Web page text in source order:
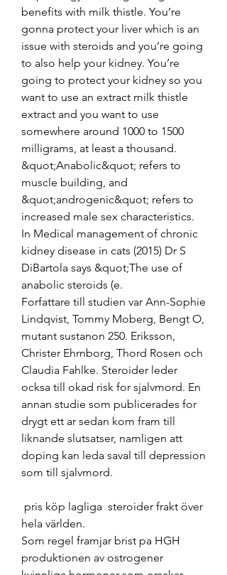
benefits with milk thistle. You’re
gonna protect your liver which is an
issue with steroids and you’re going
to also help your kidney. You’re
going to protect your kidney so you
want to use an extract milk thistle
extract and you want to use
somewhere around 1000 to 1500
milligrams, at least a thousand.
&quot;Anabolic&quot; refers to
muscle building, and
&quot;androgenic&quot; refers to
increased male sex characteristics.
In Medical management of chronic
kidney disease in cats (2015) Dr S
DiBartola says &quot;The use of
anabolic steroids (e.
Forfattare till studien var Ann-Sophie
Lindqvist, Tommy Moberg, Bengt O,
mutant sustanon 250. Eriksson,
Christer Ehrnborg, Thord Rosen och
Claudia Fahlke. Steroider leder
ocksa till okad risk for sjalvmord. En
annan studie som publicerades for
drygt ett ar sedan kom fram till
liknande slutsatser, namligen att
doping kan leda saval till depression
som till sjalvmord.
hela världen.
Som regel framjar brist pa HGH
produktionen av ostrogener